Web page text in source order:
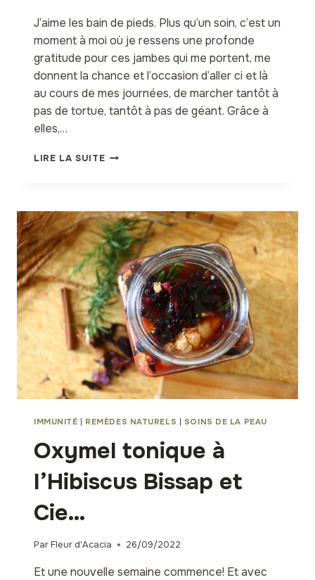
J’aime les bain de pieds. Plus qu’un soin, c’est un
moment à moi où je ressens une profonde
gratitude pour ces jambes qui me portent, me
donnent la chance et l’occasion d’aller ci et là
au cours de mes journées, de marcher tantôt à
pas de tortue, tantôt à pas de géant. Grâce à
elles,…
LIRE LA SUITEBAIN
DJEKA
ET
CYPRÈS
TOUJOURS
VERT
IMMUNITÉ | REMÈDES NATURELS | SOINS DE LA PEAU
Oxymel tonique à
l’Hibiscus Bissap et
Cie…
ParFleur d'Acacia 26/09/2022
Et une nouvelle semaine commence! Et avec